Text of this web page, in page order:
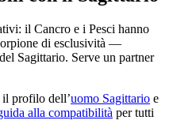
il Cancro e i Pesci hanno
di esclusività —
Sagittario. Serve un partner
il profilo dell’uomo Sagittario e
alla compatibilità per tutti